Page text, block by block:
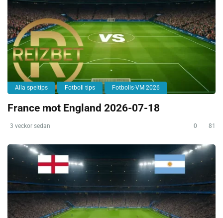
Alla speltips Fotboll tips Fotbolls-VM 2026
France mot England 2026-07-18
3 veckor sedan 0 81